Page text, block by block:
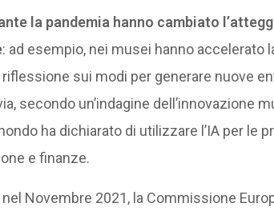
la pandemia hanno cambiato
: ad esempio, nei musei hanno accelerato
sui modi per generare nuove
secondo un’indagine dell’innovazione
ha dichiarato di utilizzare l’IA per le
e finanze.
Novembre 2021, la Commissione